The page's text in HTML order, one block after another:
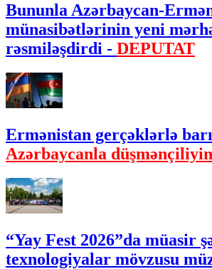
Bununla Azərbaycan-
münasibətlərinin yeni
rəsmiləşdirdi - DEPUTAT
Ermənistan gerçəklərlə
Azərbaycanla düşmənçiliyin
“Yay Fest 2026”da müasir
texnologiyalar mövzusu